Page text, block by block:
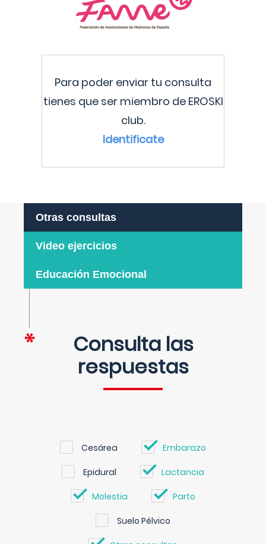
Para poder enviar tu consulta
tienes que ser miembro de EROSKI
club.
Identificate
Otras consultas
Video ejercicios
Educación Emocional
Consulta las
respuestas
Cesárea Embarazo
Epidural Lactancia
Molestia Parto
Suelo Pélvico